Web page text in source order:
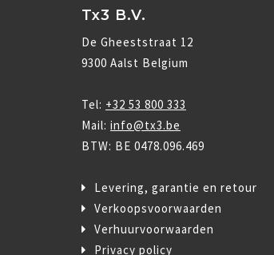
Tx3 B.V.
De Gheeststraat 12
9300 Aalst Belgium
Tel: +32 53 800 333
Mail: info@tx3.be
BTW: BE 0478.096.469
Levering, garantie en retour
Verkoopsvoorwaarden
Verhuurvoorwaarden
Privacy policy